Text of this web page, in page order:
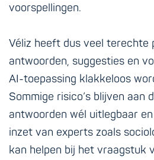
voorspellingen.
Véliz heeft dus veel terechte
antwoorden, suggesties en
AI-toepassing klakkeloos
Sommige risico’s blijven aan
antwoorden wél uitlegbaar
inzet van experts zoals
kan helpen bij het vraagstuk